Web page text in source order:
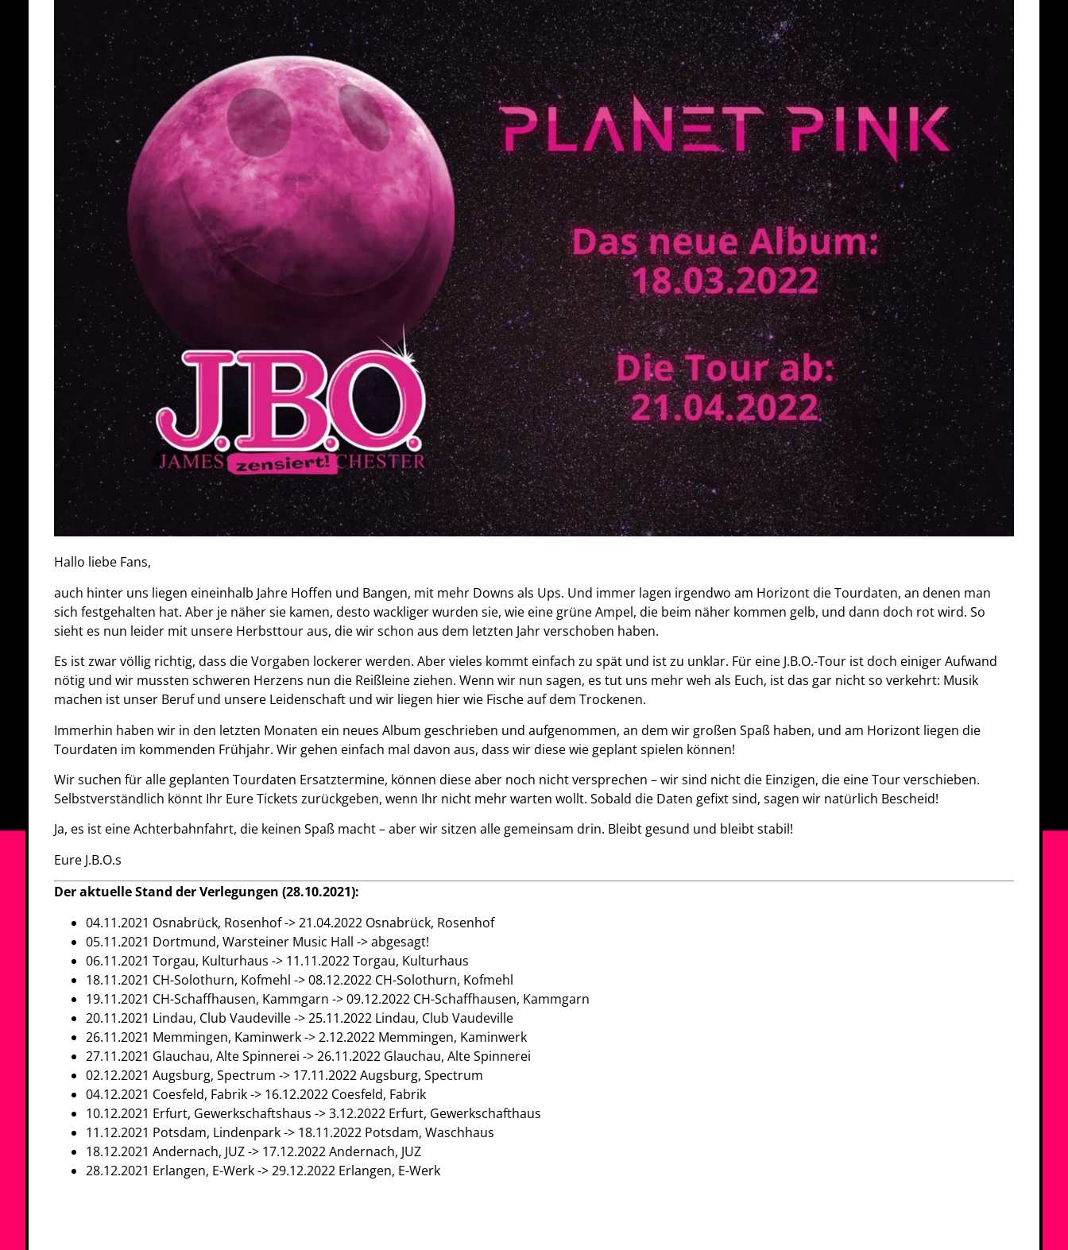
Hallo liebe Fans,
auch hinter uns liegen eineinhalb Jahre Hoffen und Bangen, mit mehr Downs als Ups. Und immer lagen irgendwo am Horizont die Tourdaten, an denen man
sich festgehalten hat. Aber je näher sie kamen, desto wackliger wurden sie, wie eine grüne Ampel, die beim näher kommen gelb, und dann doch rot wird. So
sieht es nun leider mit unsere Herbsttour aus, die wir schon aus dem letzten Jahr verschoben haben.
Es ist zwar völlig richtig, dass die Vorgaben lockerer werden. Aber vieles kommt einfach zu spät und ist zu unklar. Für eine J.B.O.-Tour ist doch einiger Aufwand
nötig und wir mussten schweren Herzens nun die Reißleine ziehen. Wenn wir nun sagen, es tut uns mehr weh als Euch, ist das gar nicht so verkehrt: Musik
machen ist unser Beruf und unsere Leidenschaft und wir liegen hier wie Fische auf dem Trockenen.
Immerhin haben wir in den letzten Monaten ein neues Album geschrieben und aufgenommen, an dem wir großen Spaß haben, und am Horizont liegen die
Tourdaten im kommenden Frühjahr. Wir gehen einfach mal davon aus, dass wir diese wie geplant spielen können!
Wir suchen für alle geplanten Tourdaten Ersatztermine, können diese aber noch nicht versprechen – wir sind nicht die Einzigen, die eine Tour verschieben.
Selbstverständlich könnt Ihr Eure Tickets zurückgeben, wenn Ihr nicht mehr warten wollt. Sobald die Daten gefixt sind, sagen wir natürlich Bescheid!
Ja, es ist eine Achterbahnfahrt, die keinen Spaß macht – aber wir sitzen alle gemeinsam drin. Bleibt gesund und bleibt stabil!
Eure J.B.O.s
Der aktuelle Stand der Verlegungen (28.10.2021):
04.11.2021 Osnabrück, Rosenhof -> 21.04.2022 Osnabrück, Rosenhof
05.11.2021 Dortmund, Warsteiner Music Hall -> abgesagt!
06.11.2021 Torgau, Kulturhaus -> 11.11.2022 Torgau, Kulturhaus
18.11.2021 CH-Solothurn, Kofmehl -> 08.12.2022 CH-Solothurn, Kofmehl
19.11.2021 CH-Schaffhausen, Kammgarn -> 09.12.2022 CH-Schaffhausen, Kammgarn
20.11.2021 Lindau, Club Vaudeville -> 25.11.2022 Lindau, Club Vaudeville
26.11.2021 Memmingen, Kaminwerk -> 2.12.2022 Memmingen, Kaminwerk
27.11.2021 Glauchau, Alte Spinnerei -> 26.11.2022 Glauchau, Alte Spinnerei
02.12.2021 Augsburg, Spectrum -> 17.11.2022 Augsburg, Spectrum
04.12.2021 Coesfeld, Fabrik -> 16.12.2022 Coesfeld, Fabrik
10.12.2021 Erfurt, Gewerkschaftshaus -> 3.12.2022 Erfurt, Gewerkschafthaus
11.12.2021 Potsdam, Lindenpark -> 18.11.2022 Potsdam, Waschhaus
18.12.2021 Andernach, JUZ -> 17.12.2022 Andernach, JUZ
28.12.2021 Erlangen, E-Werk -> 29.12.2022 Erlangen, E-Werk